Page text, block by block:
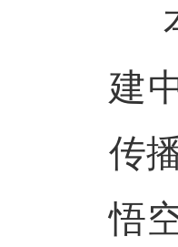
本
建
传
悟